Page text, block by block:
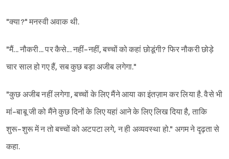
"क्या?" मनस्वी अवाक थी.
"मैं... नौकरी... पर कैसे... नहीं-नहीं, बच्चों को कहां छोडूंगी? फिर नौकरी छोड़े
चार साल हो गए हैं, सब कुछ बड़ा अजीब लगेगा."
"कुछ अजीब नहीं लगेगा, बच्चों के लिए मैंने आया का इंतज़ाम कर लिया है. वैसे भी
मां-बाबू जी को मैंने कुछ दिनों के लिए यहां आने के लिए लिख दिया है, ताकि
शुरू-शुरू में न तो बच्चों को अटपटा लगे, न ही अव्यवस्था हो." अगम ने दृढ़ता से
कहा.